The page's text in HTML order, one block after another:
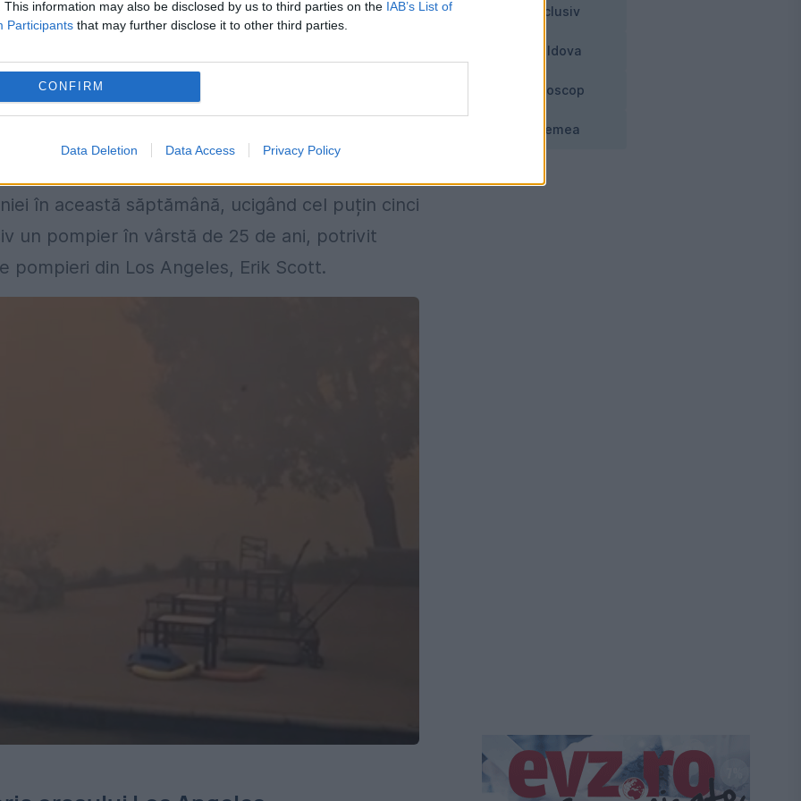
This information may also be disclosed by us to third parties on the IAB’s List of
Participants that may further disclose it to other third parties.
CONFIRM
Data Deletion Data Access Privacy Policy
de 8 ani, și-a oferit pușculița pentru a
a spus James Woods cu lacrimi în ochi.
să ne reconstruim casa”, a spus el,
în această săptămână, ucigând cel puțin cinci
un pompier în vârstă de 25 de ani, potrivit
din Los Angeles, Erik Scott.
Exclusiv
Moldova
Horoscop
Vremea